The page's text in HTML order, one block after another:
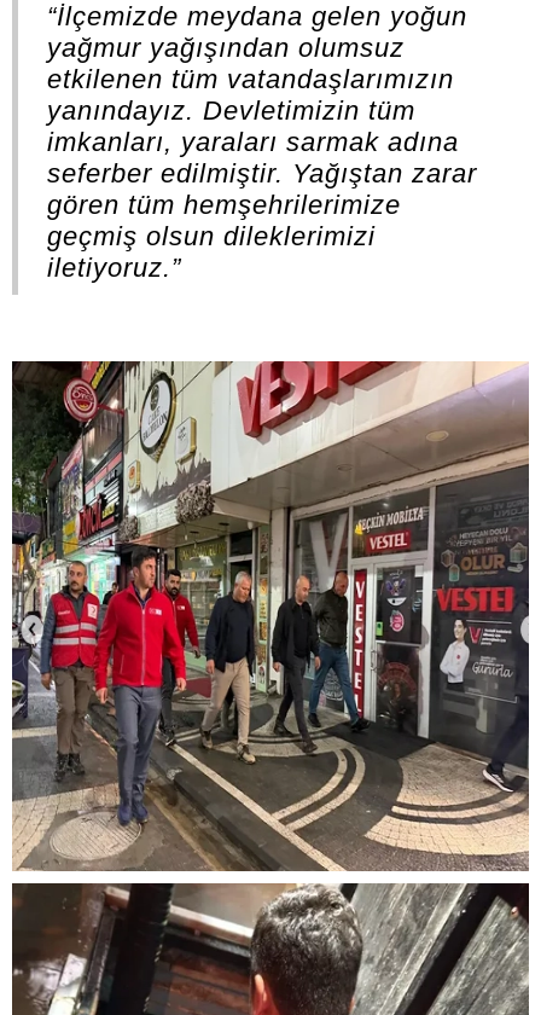
“İlçemizde meydana gelen yoğun
yağmur yağışından olumsuz
etkilenen tüm vatandaşlarımızın
yanındayız. Devletimizin tüm
imkanları, yaraları sarmak adına
seferber edilmiştir. Yağıştan zarar
gören tüm hemşehrilerimize
geçmiş olsun dileklerimizi
iletiyoruz.”